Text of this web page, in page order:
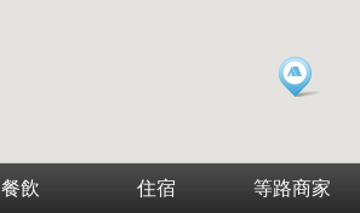
餐飲 住宿 等路商家